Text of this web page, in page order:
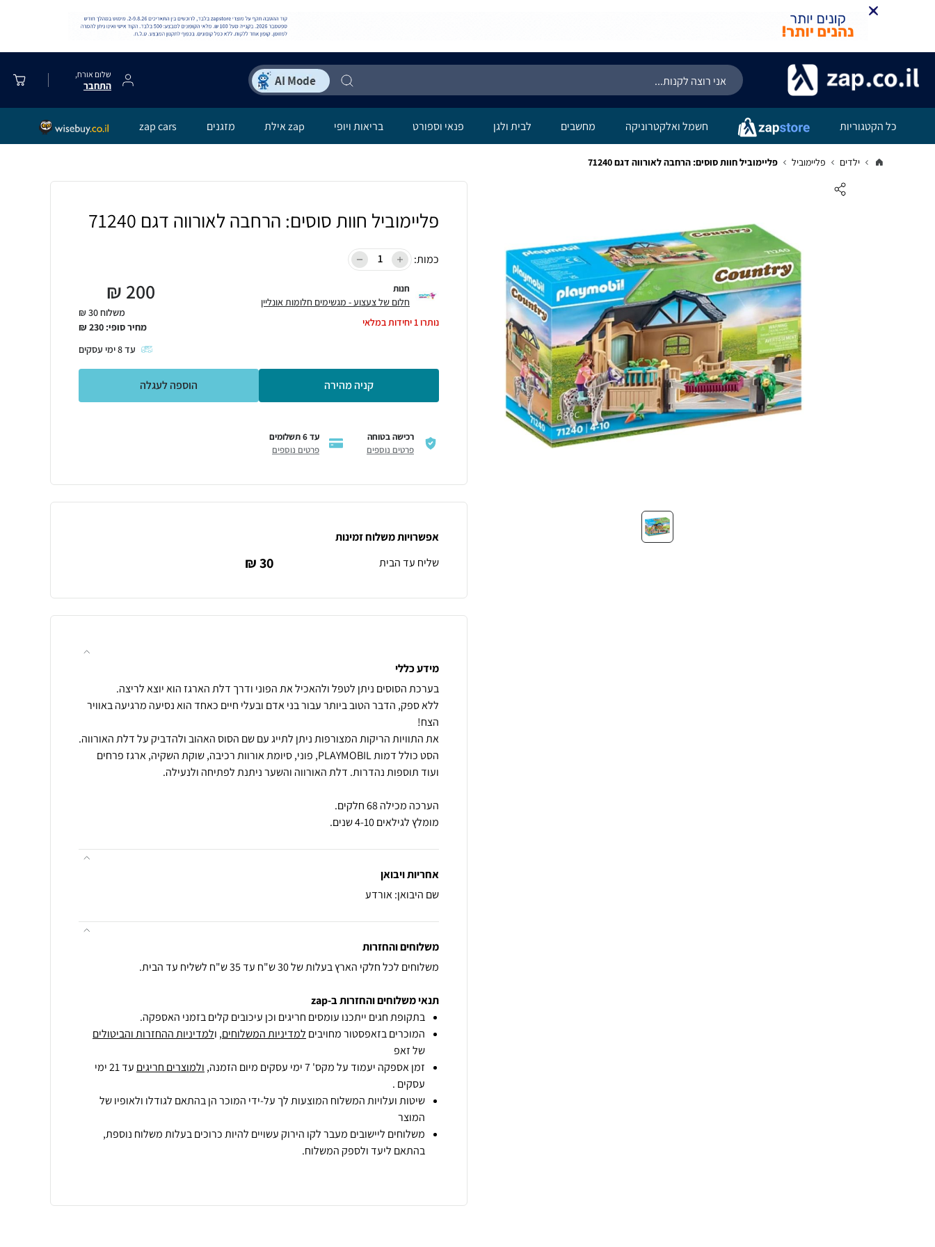
שלום אורח,
התחבר
כל הקטגוריות חשמל ואלקטרוניקה מחשבים לבית ולגן פנאי וספורט בריאות ויופי zap אילת מזגנים zap cars
ילדים פליימוביל פליימוביל חוות סוסים: הרחבה לאורווה דגם 71240
פליימוביל חוות סוסים: הרחבה לאורווה דגם 71240
כמות:
חנות
חלום של צעצוע - מגשימים חלומות אונליין
נותרו1יחידות במלאי
200
₪
משלוח 30 ₪
מחיר סופי: 230
₪
עד8ימי עסקים
קניה מהירה הוספה לעגלה
רכישה בטוחה
פרטים נוספים
עד 6 תשלומים
פרטים נוספים
אפשרויות משלוח זמינות
שליח עד הבית
30 ₪
מידע כללי
ללא ספק, הדבר הטוב ביותר עבור בני אדם ובעלי חיים כאחד הוא נסיעה מרגיעה באוויר
הסט כולל דמות PLAYMOBIL, פוני, סיומת אורוות רכיבה, שוקת השקיה, ארגז פרחים
מומלץ לגילאים 4-10 שנים.
אחריות ויבואן
שם היבואן: אורדע
משלוחים והחזרות
משלוחים לכל חלקי הארץ בעלות של 30 ש"ח עד 35 ש"ח לשליח עד הבית.
תנאי משלוחים והחזרות ב-zap
בתקופת חגים ייתכנו עומסים חריגים וכן עיכובים קלים בזמני האספקה.
המוכרים בזאפסטור מחויבים למדיניות המשלוחים, ולמדיניות ההחזרות והביטולים
של זאפ
זמן אספקה יעמוד על מקס' 7 ימי עסקים מיום הזמנה,
ולמוצרים חריגים
עד 21 ימי
עסקים .
שיטות ועלויות המשלוח המוצעות לך על-ידי המוכר הן בהתאם לגודלו ולאופיו של
המוצר
משלוחים ליישובים מעבר לקו הירוק עשויים להיות כרוכים בעלות משלוח נוספת,
בהתאם ליעד ולספק המשלוח.